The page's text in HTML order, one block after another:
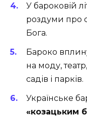
У бароковій
роздуми про
Бога.
Бароко
на моду,
садів і парків.
Українське
«козацьким